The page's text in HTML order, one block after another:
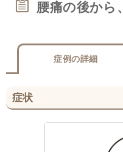
腰痛の後から
症例の詳細
症状